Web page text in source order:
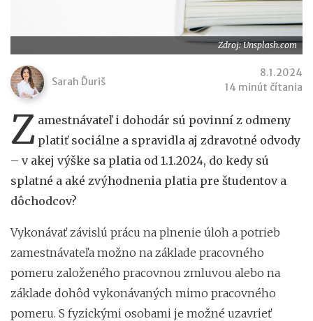
Zdroj: Unsplash.com
Sarah Ďuriš
8.1.2024
14 minút čítania
Z amestnávateľ i dohodár sú povinní z odmeny
platiť sociálne a spravidla aj zdravotné odvody
– v akej výške sa platia od 1.1.2024, do kedy sú
splatné a aké zvýhodnenia platia pre študentov a
dôchodcov?
Vykonávať závislú prácu na plnenie úloh a potrieb
zamestnávateľa možno na základe pracovného
pomeru založeného pracovnou zmluvou alebo na
základe dohôd vykonávaných mimo pracovného
pomeru. S fyzickými osobami je možné uzavrieť